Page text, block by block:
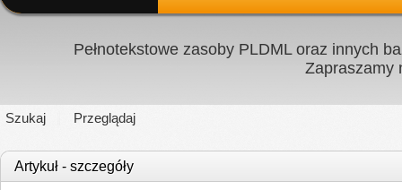
Pełnotekstowe zasoby PLDML oraz innych
Zapraszamy
Szukaj Przeglądaj
Artykuł - szczegóły